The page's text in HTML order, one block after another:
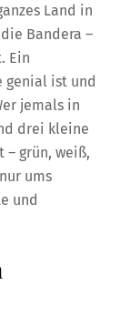
Land in
Bandera –
Ein
genial ist und
jemals in
drei kleine
– grün, weiß,
ums
und